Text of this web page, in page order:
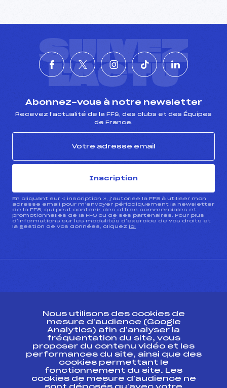
SUIVEZ
L'ACTU
Abonnez-vous à notre newsletter
Recevez l’actualité de la FFS, des clubs et des Équipes
de France.
Inscription
En cliquant sur « inscription », j’autorise la FFS à utiliser mon
adresse email pour m’envoyer périodiquement la newsletter
de la FFS, qui peut contenir des offres commerciales et
promotionnelles de la FFS ou de ses partenaires. Pour plus
d’informations sur les modalités d’exercice de vos droits et
la gestion de vos données, cliquez ici
Ressources
Pass’Neige
Projet sportif fédéral
Projet de performance fédéral
Nous utilisons des cookies de
mesure d’audience (Google
Analytics) afin d’analyser la
fréquentation du site, vous
proposer du contenu vidéo et les
performances du site, ainsi que des
cookies permettant le
fonctionnement du site. Les
cookies de mesure d’audience ne